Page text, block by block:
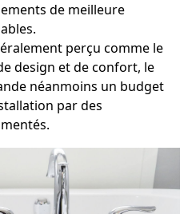
de meilleure
perçu comme le
design et de confort, le
néanmoins un budget
par des